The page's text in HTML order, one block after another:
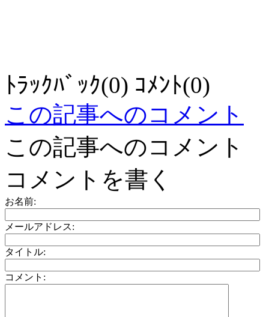
ﾄﾗｯｸﾊﾞｯｸ(0) ｺﾒﾝﾄ(0)
この記事へのコメント
この記事へのコメント
コメントを書く
お名前:
メールアドレス:
タイトル:
コメント: